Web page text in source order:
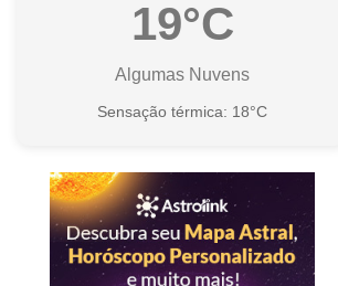
19°C
Algumas Nuvens
Sensação térmica: 18°C